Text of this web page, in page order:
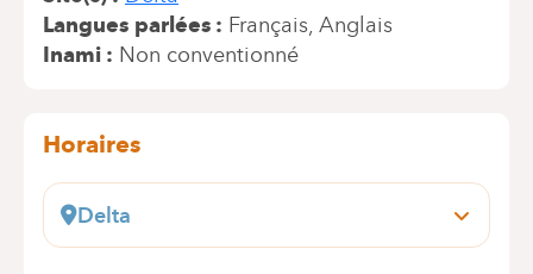
Langues parlées
Français Anglais
Inami
Non conventionné
Horaires
Delta
Boulevard du Triomphe, 201